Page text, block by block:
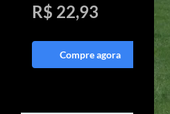
R$ 22,93
Compre agora